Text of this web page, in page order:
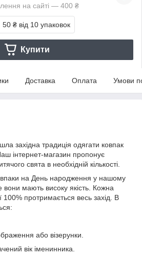
на сайті — 400 ₴
50 ₴ від 10 упаковок
Купити
Доставка Оплата Умови
західна традиція одягати ковпак
інтернет-магазин пропонує
свята в необхідній кількості.
на День народження у нашому
вони мають високу якість. Кожна
100% протримається весь захід. В
або візерунки.
вік іменинника.